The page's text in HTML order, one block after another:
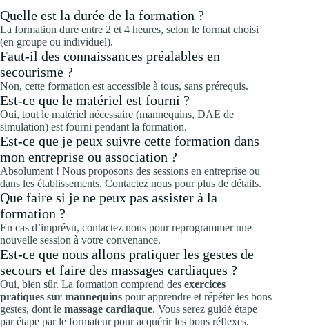
Quelle est la durée de la formation ?
La formation dure entre 2 et 4 heures, selon le format choisi
(en groupe ou individuel).
Faut-il des connaissances préalables en
secourisme ?
Non, cette formation est accessible à tous, sans prérequis.
Est-ce que le matériel est fourni ?
Oui, tout le matériel nécessaire (mannequins, DAE de
simulation) est fourni pendant la formation.
Est-ce que je peux suivre cette formation dans
mon entreprise ou association ?
Absolument ! Nous proposons des sessions en entreprise ou
dans les établissements. Contactez nous pour plus de détails.
Que faire si je ne peux pas assister à la
formation ?
En cas d’imprévu, contactez nous pour reprogrammer une
nouvelle session à votre convenance.
Est-ce que nous allons pratiquer les gestes de
secours et faire des massages cardiaques ?
Oui, bien sûr. La formation comprend des exercices
pratiques sur mannequins pour apprendre et répéter les bons
gestes, dont le massage cardiaque. Vous serez guidé étape
par étape par le formateur pour acquérir les bons réflexes.